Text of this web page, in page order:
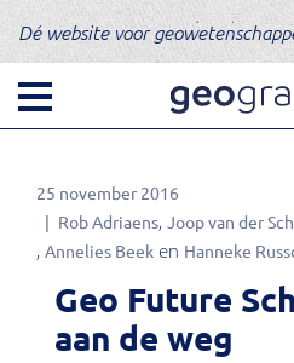
Dé website voor
25 november 2016
Rob Adriaens Joop van der
Annelies Beek
Hanneke
Geo Future
aan de weg